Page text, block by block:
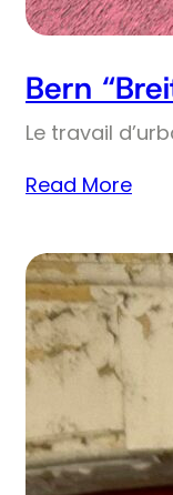
Bern
Le travail
Read More